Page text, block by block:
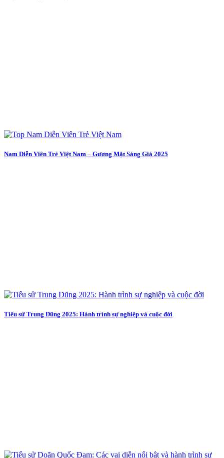
Nam Diễn Viên Trẻ Việt Nam – Gương Mặt Sáng Giá 2025
Tiểu sử Trung Dũng 2025: Hành trình sự nghiệp và cuộc đời